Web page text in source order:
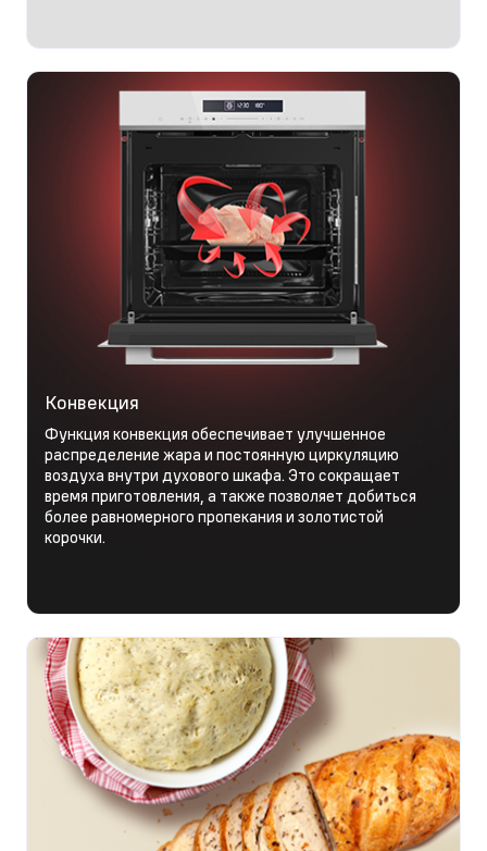
Конвекция
Функция конвекция обеспечивает улучшенное
распределение жара и постоянную циркуляцию
воздуха внутри духового шкафа. Это сокращает
время приготовления, а также позволяет добиться
более равномерного пропекания и золотистой
корочки.